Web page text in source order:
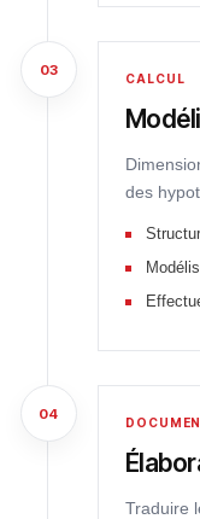
03
CALCUL
des
04
Traduire